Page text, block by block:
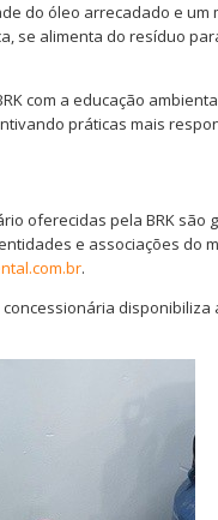
do óleo arrecadado e um
se alimenta do resíduo
com a educação
práticas mais
oferecidas pela BRK são
e associações do
.